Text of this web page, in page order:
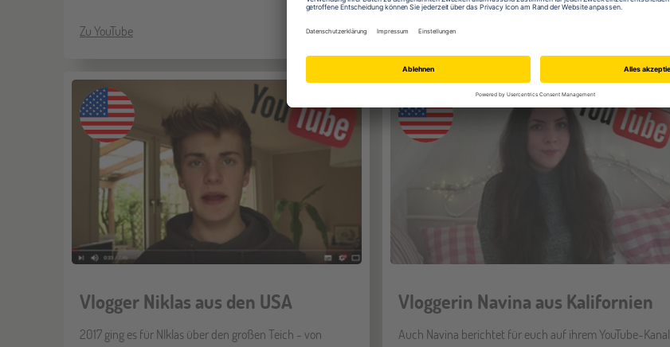
Zu YouTube Zu YouTube
Vlogger Niklas aus den USA
2017 ging es für NIklas über den großen Teich - von
Vloggerin Navina aus Kalifornien
Auch Navina berichtet für euch auf ihrem YouTube-Kanal